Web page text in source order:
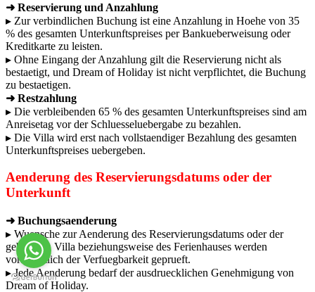
➜ Reservierung und Anzahlung
▸ Zur verbindlichen Buchung ist eine Anzahlung in Hoehe von 35
% des gesamten Unterkunftspreises per Bankueberweisung oder
Kreditkarte zu leisten.
▸ Ohne Eingang der Anzahlung gilt die Reservierung nicht als
bestaetigt, und Dream of Holiday ist nicht verpflichtet, die Buchung
zu bestaetigen.
➜ Restzahlung
▸ Die verbleibenden 65 % des gesamten Unterkunftspreises sind am
Anreisetag vor der Schluesseluebergabe zu bezahlen.
▸ Die Villa wird erst nach vollstaendiger Bezahlung des gesamten
Unterkunftspreises uebergeben.
Aenderung des Reservierungsdatums oder der
Unterkunft
➜ Buchungsaenderung
▸ Wuensche zur Aenderung des Reservierungsdatums oder der
gebuchten Villa beziehungsweise des Ferienhauses werden
vorbehaltlich der Verfuegbarkeit geprueft.
▸ Jede Aenderung bedarf der ausdruecklichen Genehmigung von
Dream of Holiday.